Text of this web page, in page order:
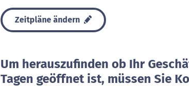
Zeitpläne ändern
Um herauszufinden ob Ihr
Tagen geöffnet ist, müssen Sie